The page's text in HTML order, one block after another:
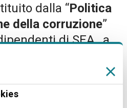
dalla “Politica
della corruzione”
di SEA, a
fondamentali in
ispira nonché le